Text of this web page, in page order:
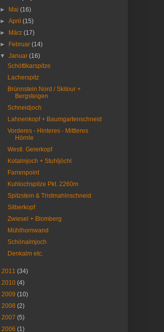
►
Mai(16)
►April(15)
►
März(17)
►
Februar(14)
▼Januar(16)
Schöttlkarspitze
Lacherspitz
Brünnstein Nord / Skitour +
Bergsteigen
Schneidjoch
Lahnenkopf + Baumgartenschneid
Vorderes - Hinteres - Mittleres
Hörnle
Westl. Geierkopf
Kotalmjoch + Stuhljöchl
Farrenpoint
Kuhlochspitze Pkt. 2260m
Spitzstein & Tristmahlnschneid
Silberkopf
Zwiesel + Blomberg
Mühlhornwand
Schönalmjoch
Denkalm etc.
2011 (34)
2010 (4)
2009 (10)
2008 (2)
2007 (5)
2006 (1)